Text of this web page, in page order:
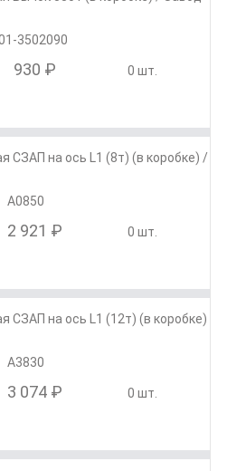
3502090
930 ₽ 0 шт.
СЗАП на ось L1 (8т) (в коробке) /
А0850
2 921 ₽ 0 шт.
СЗАП на ось L1 (12т) (в коробке)
А3830
3 074 ₽ 0 шт.